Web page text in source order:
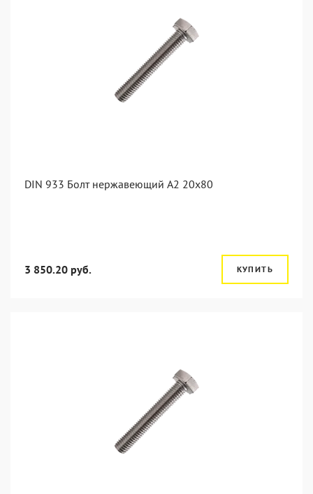
DIN 933 Болт нержавеющий А2 20х80
3 850.20 руб. КУПИТЬ